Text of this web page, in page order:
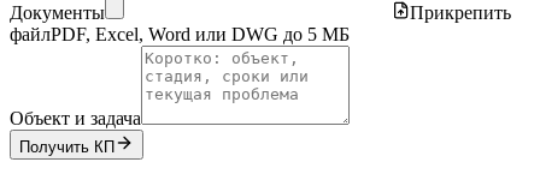
Документы
Прикрепить
файлPDF, Excel, Word или DWG до 5 МБ
Объект и задача
Получить КП